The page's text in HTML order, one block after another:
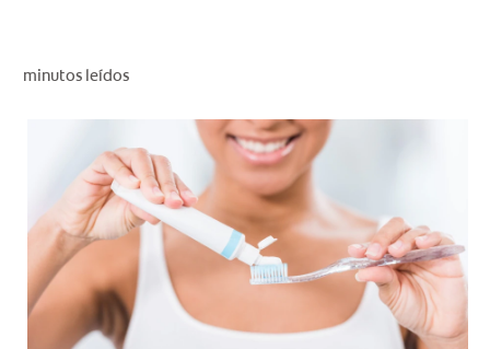
SUSCRÍBASE
minutos leídos